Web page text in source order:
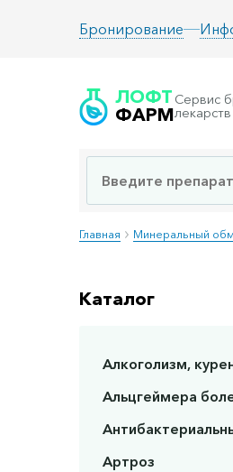
Бронирование
ЛОФТ
ФАРМ
Сервис
Главная Минеральный
Каталог
Алкоголизм,
Альцгеймера
Артроз